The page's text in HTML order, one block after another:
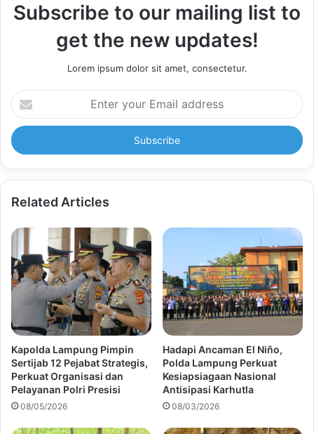
Subscribe to our mailing list to
get the new updates!
Lorem ipsum dolor sit amet, consectetur.
Enter
your
Email
address
Related Articles
Kapolda Lampung Pimpin
Sertijab 12 Pejabat Strategis,
Perkuat Organisasi dan
Pelayanan Polri Presisi
08/05/2026
Hadapi Ancaman El Niño,
Polda Lampung Perkuat
Kesiapsiagaan Nasional
Antisipasi Karhutla
08/03/2026